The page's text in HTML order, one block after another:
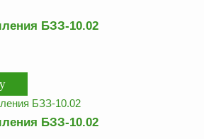
БЗЗ-10.02
БЗЗ-10.02